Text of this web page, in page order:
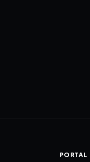
PORTAL